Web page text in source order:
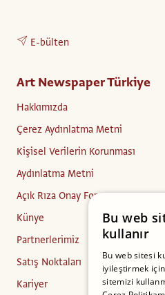
E-bülten
Art Newspaper Türkiye
Hakkımızda
Çerez Aydınlatma Metni
Kişisel Verilerin Korunması
Aydınlatma Metni
Açık Rıza Onay Formu
Künye
Partnerlerimiz
Satış Noktaları
Kariyer
Bu web
kullanır
Bu web sitesi
iyileştirmek
sitemizi